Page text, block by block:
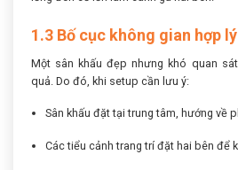
1.3 Bố cục không gian hợp lý
Một sân khấu đẹp nhưng khó quan
quả. Do đó, khi setup cần lưu ý:
Sân khấu đặt tại trung tâm, hướng về
Các tiểu cảnh trang trí đặt hai bên để